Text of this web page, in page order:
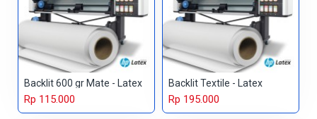
Backlit 600 gr Mate - Latex
Rp 115.000
Backlit Textile - Latex
Rp 195.000